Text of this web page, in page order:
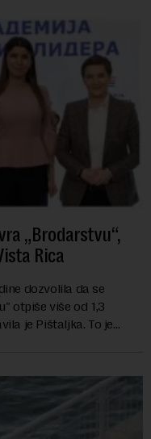
„Brodarstvu“,
Rica
dozvolila da se
otpiše više od 1,3
je Pištaljka. To je